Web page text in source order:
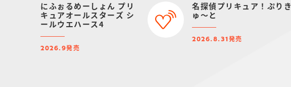
にふぉるめーしょん プリ
キュアオールスターズ シ
ールウエハース4
2026.9発売
名探偵プリキュア！ぷりき
ゅ～と
2026.8.31 発売